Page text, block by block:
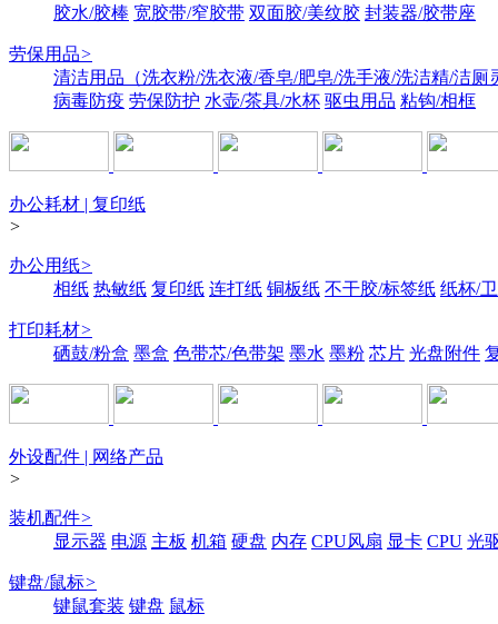
胶水/胶棒 宽胶带/窄胶带 双面胶/美纹胶 封装器/胶带座
劳保用品>
清洁用品（洗衣粉/洗衣液/香皂/肥皂/洗手液/洗洁精/洁厕
病毒防疫 劳保防护 水壶/茶具/水杯 驱虫用品 粘钩/相框
办公耗材 | 复印纸
>
办公用纸>
相纸 热敏纸 复印纸 连打纸 铜板纸 不干胶/标签纸 纸杯/
打印耗材>
硒鼓/粉盒 墨盒 色带芯/色带架 墨水 墨粉 芯片 光盘附件
外设配件 | 网络产品
>
装机配件>
显示器 电源 主板 机箱 硬盘 内存 CPU风扇 显卡 CPU 光
键盘/鼠标>
键鼠套装 键盘 鼠标